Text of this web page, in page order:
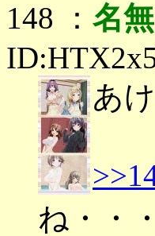
148 ： 名
あ
ね・・